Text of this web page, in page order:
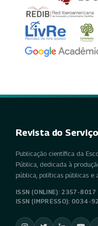
Revista do
Publicação científica da
Pública, dedicada à
pública, políticas públicas e
ISSN (ONLINE): 2357-8017
ISSN (IMPRESSO): 0034-